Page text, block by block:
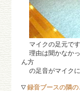
マイクの足元です
理由は聞かなかっ
ん方
の足音がマイクに
録音ブースの隣の